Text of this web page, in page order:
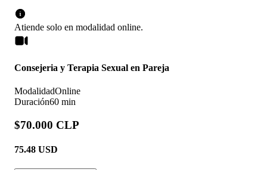
Atiende solo en modalidad online.
Consejeria y Terapia Sexual en Pareja
ModalidadOnline
Duración60 min
$70.000 CLP
75.48 USD